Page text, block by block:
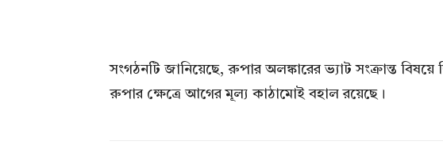
সংগঠনটি জানিয়েছে, রুপার অলঙ্কারের ভ্যাট সংক্রান্ত বিষয়ে
রুপার ক্ষেত্রে আগের মূল্য কাঠামোই বহাল রয়েছে।